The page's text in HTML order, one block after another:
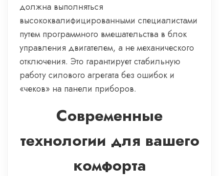
должна выполняться
высококвалифицированными специалистами
путем программного вмешательства в блок
управления двигателем, а не механического
отключения. Это гарантирует стабильную
работу силового агрегата без ошибок и
«чеков» на панели приборов.
Современные
технологии для вашего
комфорта